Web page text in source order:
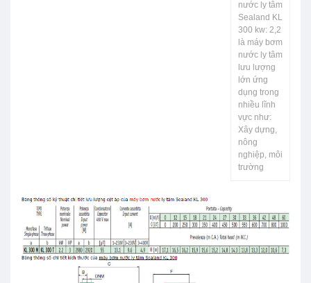
nước ly tâm
Sealand KL
300 kw: 2,2
là máy bơm
nước ly tâm
lưu lượng
lớn ứng
dụng trong
nhiều lĩnh
vực như:
Xây dựng,
nông
nghiệp, môi
trường